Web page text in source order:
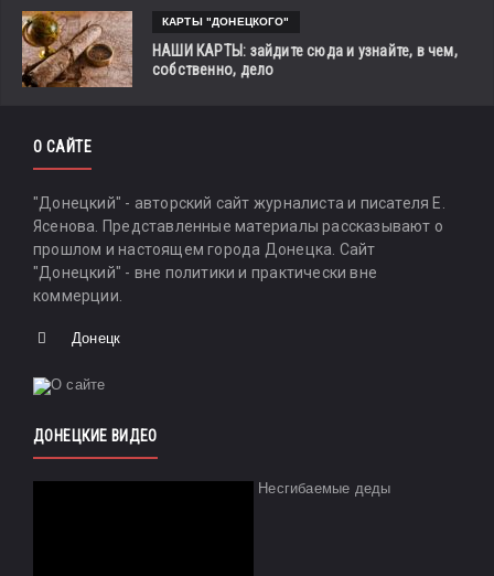
КАРТЫ "ДОНЕЦКОГО"
НАШИ КАРТЫ: зайдите сюда и узнайте, в чем,
собственно, дело
О САЙТЕ
"Донецкий" - авторский сайт журналиста и писателя Е.
Ясенова. Представленные материалы рассказывают о
прошлом и настоящем города Донецка. Сайт
"Донецкий" - вне политики и практически вне
коммерции.
Донецк
ДОНЕЦКИЕ ВИДЕО
Несгибаемые деды